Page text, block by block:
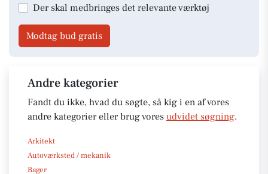
Der skal medbringes det relevante værktøj
Modtag bud gratis
Andre kategorier
Fandt du ikke, hvad du søgte, så kig i en af vores
andre kategorier eller brug vores udvidet søgning.
Arkitekt
Autoværksted / mekanik
Bager